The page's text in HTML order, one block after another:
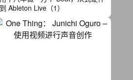
到 Ableton Live（1）